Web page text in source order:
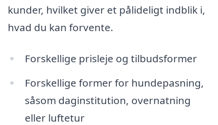
kunder, hvilket giver et pålideligt indblik i,
hvad du kan forvente.
Forskellige prisleje og tilbudsformer
Forskellige former for hundepasning,
såsom daginstitution, overnatning
eller luftetur